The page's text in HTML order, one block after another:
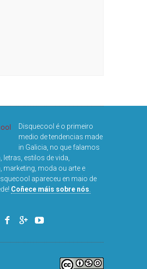
Disquecool é o primeiro
medio de tendencias made
in Galicia, no que falamos
apareceu en maio de